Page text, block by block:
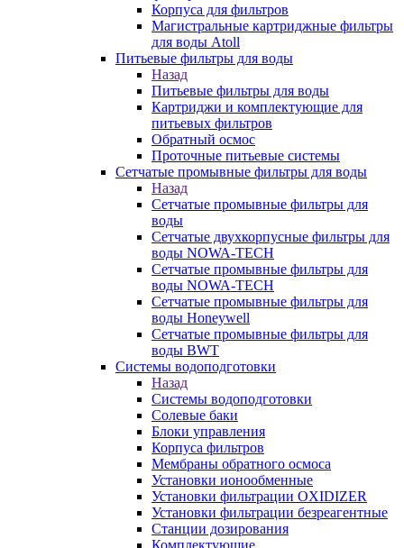
Корпуса для фильтров
Магистральные картриджные фильтры
для воды Atoll
Питьевые фильтры для воды
Назад
Питьевые фильтры для воды
Картриджи и комплектующие для
питьевых фильтров
Обратный осмос
Проточные питьевые системы
Сетчатые промывные фильтры для воды
Назад
Сетчатые промывные фильтры для
воды
Сетчатые двухкорпусные фильтры для
воды NOWA-TECH
Сетчатые промывные фильтры для
воды NOWA-TECH
Сетчатые промывные фильтры для
воды Honeywell
Сетчатые промывные фильтры для
воды BWT
Системы водоподготовки
Назад
Системы водоподготовки
Солевые баки
Блоки управления
Корпуса фильтров
Мембраны обратного осмоса
Установки ионообменные
Установки фильтрации OXIDIZER
Установки фильтрации безреагентные
Станции дозирования
Комплектующие